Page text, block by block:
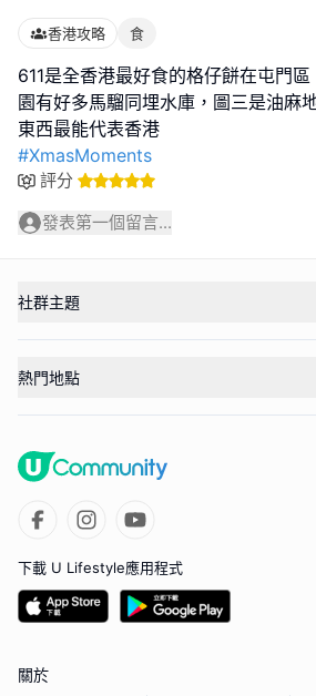
香港攻略 食
611是全香港最好食的格仔餅在屯門
園有好多馬騮同埋水庫，圖三是油麻
#XmasMoments
評分
發表第一個留言...
社群主題
熱門地點
下載 U Lifestyle應用程式
關於